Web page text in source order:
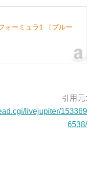
ォーミュラ1 〔ブルー
引用元:
livejupiter/153369
6538/